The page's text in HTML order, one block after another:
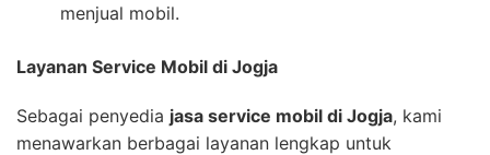
menjual mobil.
Layanan Service Mobil di Jogja
Sebagai penyedia jasa service mobil di Jogja, kami
menawarkan berbagai layanan lengkap untuk